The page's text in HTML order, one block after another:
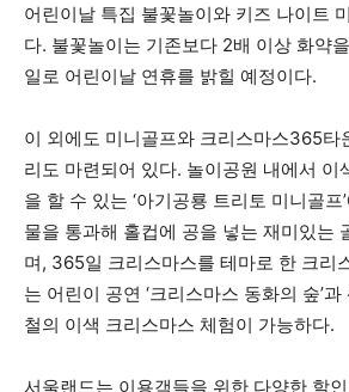
어린이날 특집 불꽃놀이와 키즈 나이트
다. 불꽃놀이는 기존보다 2배 이상 화약
일로 어린이날 연휴를 밝힐 예정이다.
이 외에도 미니골프와 크리스마스365타
리도 마련되어 있다. 놀이공원 내에서 이
을 할 수 있는 ‘아기공룡 트리토 미니골프
물을 통과해 홀컵에 공을 넣는 재미있는
며, 365일 크리스마스를 테마로 한 크리
는 어린이 공연 ‘크리스마스 동화의 숲’
철의 이색 크리스마스 체험이 가능하다.
서울랜드는 이용객들을 위한 다양한 할